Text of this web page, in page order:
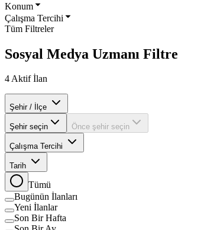
Konum
Çalışma Tercihi
Tüm Filtreler
Sosyal Medya Uzmanı Filtre
4Aktif İlan
Şehir / İlçe
Şehir seçin Önce şehir seçin
Çalışma Tercihi
Tarih
Tümü
Bugünün İlanları
Yeni İlanlar
Son Bir Hafta